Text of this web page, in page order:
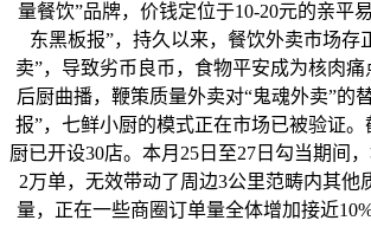
量餐饮”品牌，价钱定位于10-20元的亲平
东黑板报”，持久以来，餐饮外卖市场存
卖”，导致劣币良币，食物平安成为核肉
后厨曲播，鞭策质量外卖对“鬼魂外卖”的
报”，七鲜小厨的模式正在市场已被验证
厨已开设30店。本月25日至27日勾当期间
2万单，无效带动了周边3公里范畴内其他
量，正在一些商圈订单量全体增加接近